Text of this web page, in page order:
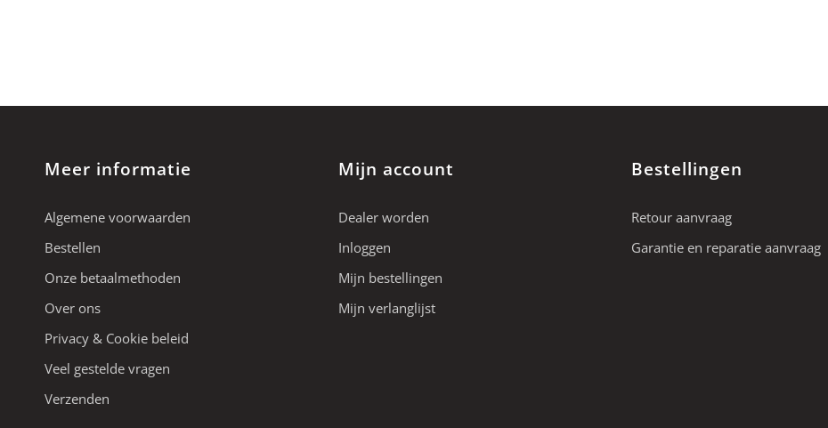
Meer informatie
Algemene voorwaarden
Bestellen
Onze betaalmethoden
Over ons
Privacy & Cookie beleid
Veel gestelde vragen
Verzenden
Mijn account
Dealer worden
Inloggen
Mijn bestellingen
Mijn verlanglijst
Bestellingen
Retour aanvraag
Garantie en reparatie aanvraag